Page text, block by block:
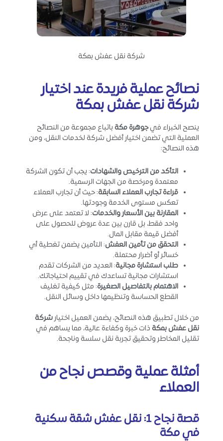
شركة نقل عفش بمكة
نصائح عملية فريدة عند اختيار
شركة نقل عفش بمكة
ينصح الخبراء فيجوهرة مكة باتباع مجموعة من النصائح
العملية التي تضمن اختيار أفضل شركة لخدمات النقل، ومن
هذه النصائح:
التأكد من الترخيص والشهادات: يجب أن تكون الشركة
معتمدة ومرخصة من الجهات الرسمية.
قراءة تجارب العملاء السابقة: حيث أن تجارب العملاء
تعكس مستوى الخدمة وجودتها.
المقارنة بين الأسعار والخدمات: لا تعتمد على عرض
واحد فقط، بل قارن بين عدة عروض للحصول على
أفضل قيمة مقابل المال.
التحقق من تأمين العفش: التأمين يضمن تغطية أي
خسائر أو أضرار محتملة.
طلب استشارة مجانية: العديد من الشركات تقدم
استشارات مجانية تساعدك في تقييم احتياجاتك.
الاهتمام بالتفاصيل الصغيرة: مثل كيفية تغليف
القطع الحساسة وتنظيمها داخل وسائل النقل.
من خلال تطبيق هذه النصائح، يضمن العميل اختيار شركة
نقل عفش بمكة ذات خبرة وكفاءة عالية، مما يساهم في
تقليل المخاطر وتحقيق تجربة نقل سلسة وناجحة.
أمثلة عملية وقصص نجاح من
العملاء
قصة نجاح 1: نقل عفش شقة سكنية
في مكة